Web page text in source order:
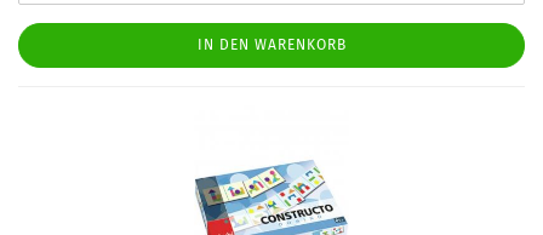
IN DEN WARENKORB